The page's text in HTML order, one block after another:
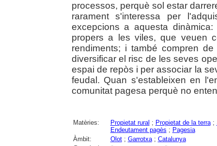
processos, perquè sol estar
rarament s'interessa per
excepcions a aquesta
propers a les viles, que veuen
rendiments; i també compren
diversificar el risc de les seves
espai de repòs i per associar la
feudal. Quan s'estableixen en
comunitat pagesa perquè no
Matèries: Propietat rural ; Propietat de la terra;
Endeutament pagès ; Pagesia
Àmbit:
Olot; Garrotxa; Catalunya